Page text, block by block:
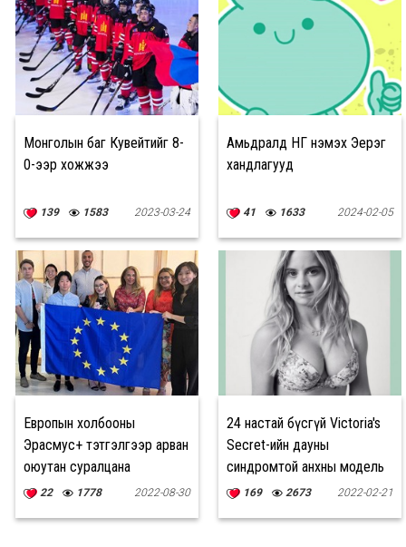
Монголын баг Кувейтийг 8-
0-ээр хожжээ
139 1583 2023-03-24
Амьдралд ӨНГӨ нэмэх Эерэг
хандлагууд
41 1633 2024-02-05
Европын холбооны
Эрасмус+ тэтгэлгээр арван
оюутан суралцана
22 1778 2022-08-30
24 настай бүсгүй Victoria's
Secret-ийн дауны
синдромтой анхны модель
болжээ
169 2673 2022-02-21